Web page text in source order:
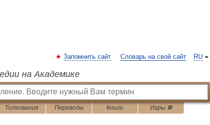
RU
Запомнить сайт Словарь на свой сайт
на Академике
Толкования Переводы Книги Игры ⚽